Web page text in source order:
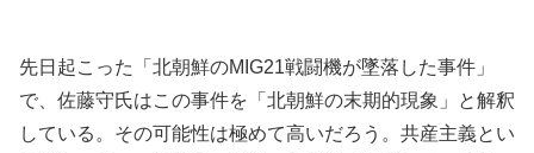
先日起こった「北朝鮮のMIG21戦闘機が墜落した事件」
で、佐藤守氏はこの事件を「北朝鮮の末期的現象」と解釈
している。その可能性は極めて高いだろう。共産主義とい